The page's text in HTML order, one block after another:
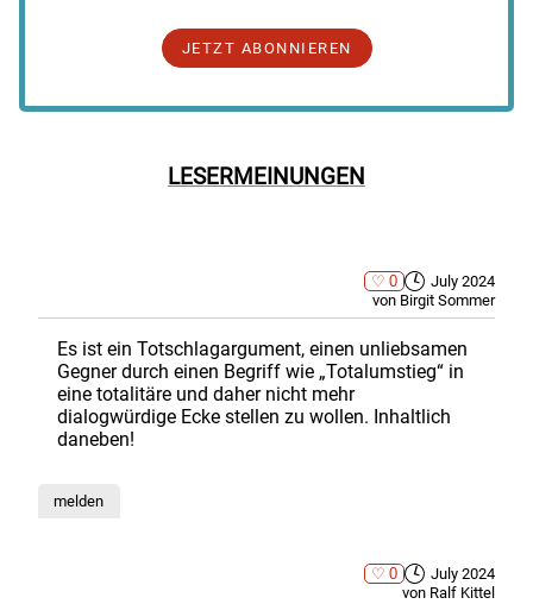
JETZT ABONNIEREN
LESERMEINUNGEN
0
July 2024
von Birgit Sommer
Es ist ein Totschlagargument, einen unliebsamen
Gegner durch einen Begriff wie „Totalumstieg“ in
eine totalitäre und daher nicht mehr
dialogwürdige Ecke stellen zu wollen. Inhaltlich
daneben!
melden
0
July 2024
von Ralf Kittel